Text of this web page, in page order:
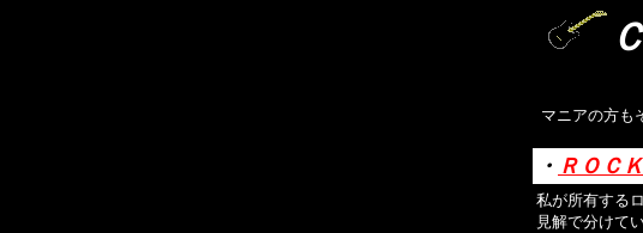
マニアの方も
・ ＲＯＣ
私が所有する
見解で分けて